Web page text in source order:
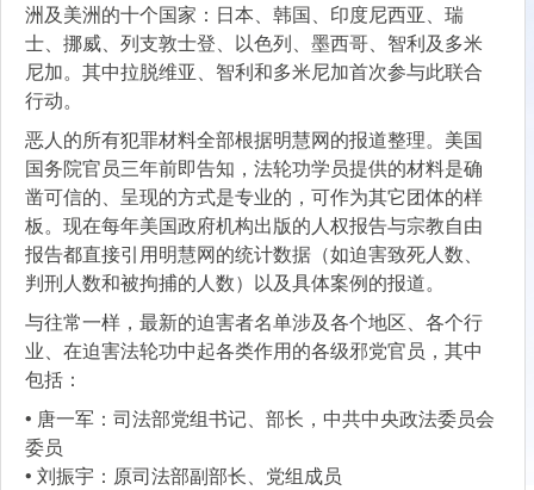
洲及美洲的十个国家：日本、韩国、印度尼西亚、瑞
士、挪威、列支敦士登、以色列、墨西哥、智利及多米
尼加。其中拉脱维亚、智利和多米尼加首次参与此联合
行动。
恶人的所有犯罪材料全部根据明慧网的报道整理。美国
国务院官员三年前即告知，法轮功学员提供的材料是确
凿可信的、呈现的方式是专业的，可作为其它团体的样
板。现在每年美国政府机构出版的人权报告与宗教自由
报告都直接引用明慧网的统计数据（如迫害致死人数、
判刑人数和被拘捕的人数）以及具体案例的报道。
与往常一样，最新的迫害者名单涉及各个地区、各个行
业、在迫害法轮功中起各类作用的各级邪党官员，其中
包括：
• 唐一军：司法部党组书记、部长，中共中央政法委员会
委员
• 刘振宇：原司法部副部长、党组成员